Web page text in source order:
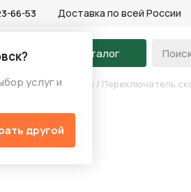
услуг и
другой
66-53 Доставка по всей России
Каталог
скоростей / Переключатель